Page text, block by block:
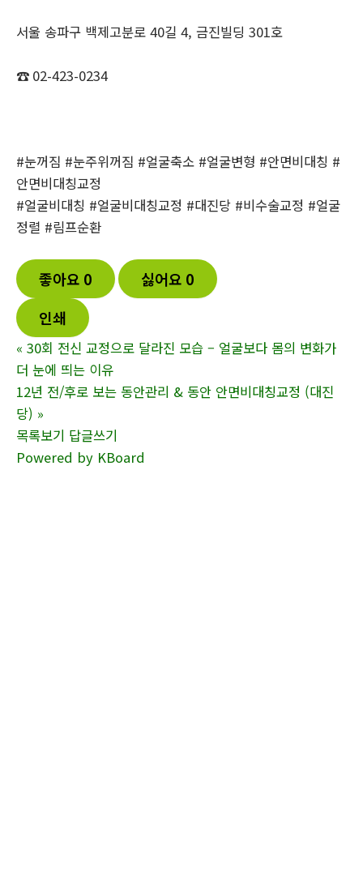
서울 송파구 백제고분로 40길 4, 금진빌딩 301호
☎ 02-423-0234
#눈꺼짐 #눈주위꺼짐 #얼굴축소 #얼굴변형 #안면비대칭 #
안면비대칭교정
#얼굴비대칭 #얼굴비대칭교정 #대진당 #비수술교정 #얼굴
정렬 #림프순환
좋아요 0 싫어요 0
인쇄
« 30회 전신 교정으로 달라진 모습 – 얼굴보다 몸의 변화가
더 눈에 띄는 이유
12년 전/후로 보는 동안관리 & 동안 안면비대칭교정 (대진
당) »
목록보기 답글쓰기
Powered by KBoard